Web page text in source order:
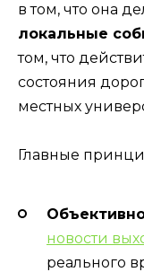
в том, что она
локальные
том, что
состояния
местных
Главные
новости
реального